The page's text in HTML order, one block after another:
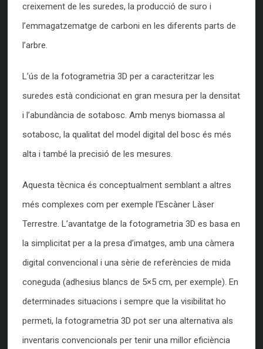
creixement de les suredes, la producció de suro i
l’emmagatzematge de carboni en les diferents parts de
l’arbre.
L’ús de la fotogrametria 3D per a caracteritzar les
suredes està condicionat en gran mesura per la densitat
i l’abundància de sotabosc. Amb menys biomassa al
sotabosc, la qualitat del model digital del bosc és més
alta i també la precisió de les mesures.
Aquesta tècnica és conceptualment semblant a altres
més complexes com per exemple l’Escàner Làser
Terrestre. L’avantatge de la fotogrametria 3D es basa en
la simplicitat per a la presa d’imatges, amb una càmera
digital convencional i una sèrie de referències de mida
coneguda (adhesius blancs de 5×5 cm, per exemple). En
determinades situacions i sempre que la visibilitat ho
permeti, la fotogrametria 3D pot ser una alternativa als
inventaris convencionals per tenir una millor eficiència